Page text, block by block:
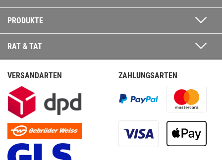
PRODUKTE
RAT & TAT
VERSANDARTEN ZAHLUNGSARTEN